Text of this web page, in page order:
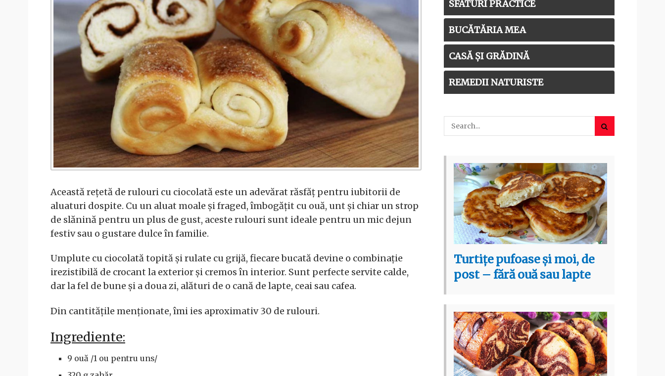
Această rețetă de rulouri cu ciocolată este un adevărat răsfăț pentru iubitorii de
aluaturi dospite. Cu un aluat moale și fraged, îmbogățit cu ouă, unt și chiar un strop
de slănină pentru un plus de gust, aceste rulouri sunt ideale pentru un mic dejun
festiv sau o gustare dulce în familie.
Umplute cu ciocolată topită și rulate cu grijă, fiecare bucată devine o combinație
irezistibilă de crocant la exterior și cremos în interior. Sunt perfecte servite calde,
dar la fel de bune și a doua zi, alături de o cană de lapte, ceai sau cafea.
Din cantitățile menționate, îmi ies aproximativ 30 de rulouri.
Ingrediente:
9 ouă /1 ou pentru uns/
SFATURI PRACTICE
BUCĂTĂRIA MEA
CASĂ ȘI GRĂDINĂ
REMEDII NATURISTE
Turtițe pufoase și moi, de
post – fără ouă sau lapte